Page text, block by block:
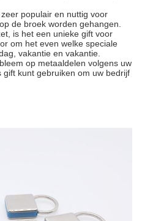
populair en nuttig voor
de broek worden gehangen.
is het een unieke gift voor
om het even welke speciale
vakantie en vakantie.
op metaaldelen volgens uw
kunt gebruiken om uw bedrijf